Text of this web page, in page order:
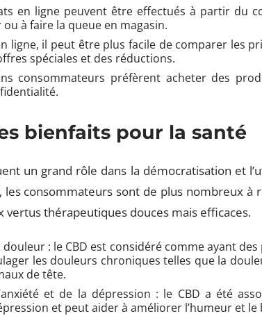
en ligne peuvent être effectués à partir du
à faire la queue en magasin.
ligne, il peut être plus facile de comparer les
spéciales et des réductions.
consommateurs préfèrent acheter des
bienfaits pour la santé
un grand rôle dans la démocratisation et
les consommateurs sont de plus nombreux à
vertus thérapeutiques douces mais efficaces.
: le CBD est considéré comme ayant
les douleurs chroniques telles que la
de tête.
et de la dépression : le CBD a été
et peut aider à améliorer l’humeur et